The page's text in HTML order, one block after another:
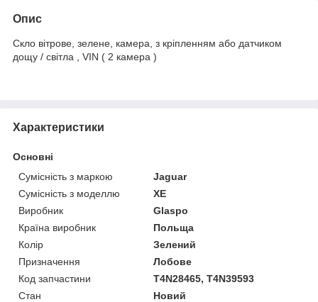
Опис
Скло вітрове, зелене, камера, з кріпленням або датчиком
дощу / світла , VIN ( 2 камера )
Характеристики
Основні
Сумісність з маркою
Jaguar
Сумісність з моделлю
XE
Виробник
Glaspo
Країна виробник
Польща
Колір
Зелений
Призначення
Лобове
Код запчастини
T4N28465, T4N39593
Стан
Новий